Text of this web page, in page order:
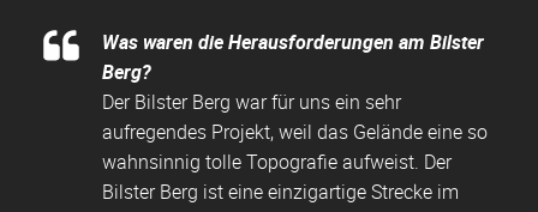
Was waren die Herausforderungen am Bilster
Berg?
Der Bilster Berg war für uns ein sehr
aufregendes Projekt, weil das Gelände eine so
wahnsinnig tolle Topografie aufweist. Der
Bilster Berg ist eine einzigartige Strecke im